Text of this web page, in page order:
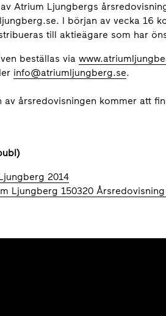
Atrium Ljungbergs
I början av vecka 16
till aktieägare som har
beställas via
info@atriumljungberg.se.
av årsredovisningen kommer att
2014
Ljungberg 150320